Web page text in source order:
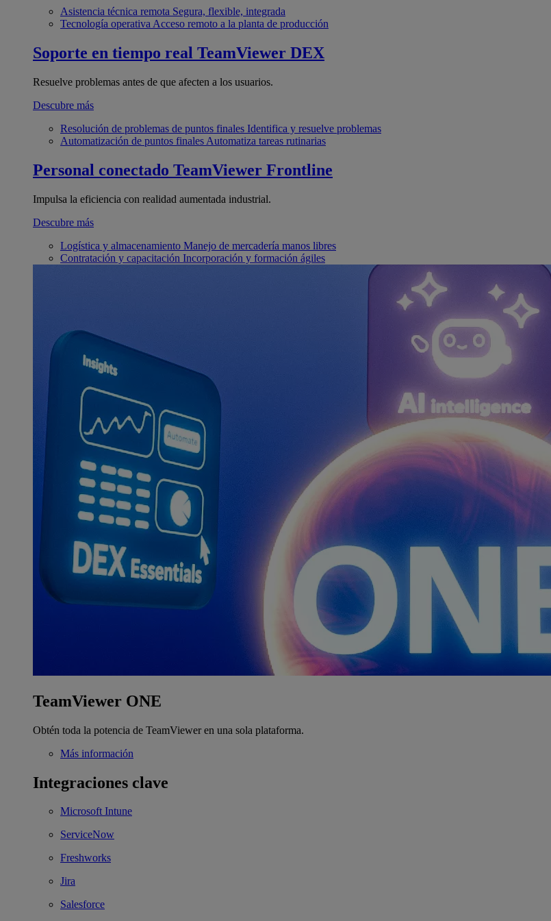
Asistencia técnica remota Segura, flexible, integrada
Tecnología operativa Acceso remoto a la planta de producción
Soporte en tiempo real TeamViewer DEX
Resuelve problemas antes de que afecten a los usuarios.
Descubre más
Resolución de problemas de puntos finales Identifica y resuelve problemas
Automatización de puntos finales Automatiza tareas rutinarias
Personal conectado TeamViewer Frontline
Impulsa la eficiencia con realidad aumentada industrial.
Descubre más
Logística y almacenamiento Manejo de mercadería manos libres
Contratación y capacitación Incorporación y formación ágiles
TeamViewer ONE
Obtén toda la potencia de TeamViewer en una sola plataforma.
Más información
Integraciones clave
Microsoft Intune
ServiceNow
Freshworks
Jira
Salesforce